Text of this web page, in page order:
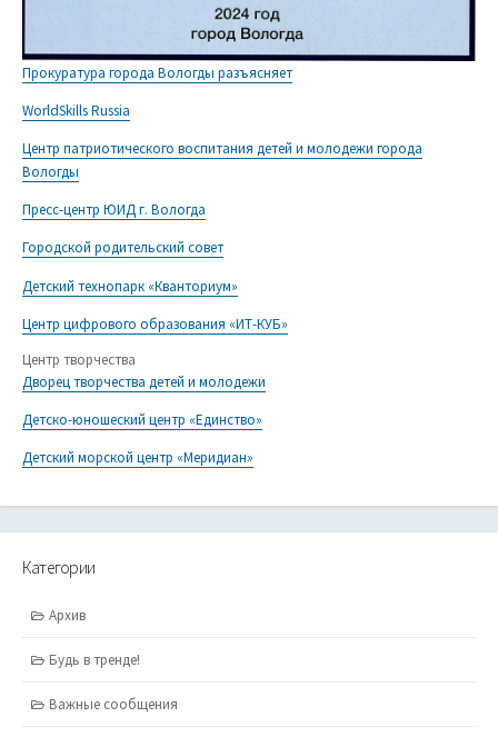
Прокуратура города Вологды разъясняет
WorldSkills Russia
Центр патриотического воспитания детей и молодежи города
Вологды
Пресс-центр ЮИД г. Вологда
Городской родительский совет
Детский технопарк «Кванториум»
Центр цифрового образования «ИТ-КУБ»
Центр творчества
Дворец творчества детей и молодежи
Детско-юношеский центр «Единство»
Детский морской центр «Меридиан»
Категории
Архив
Будь в тренде!
Важные сообщения